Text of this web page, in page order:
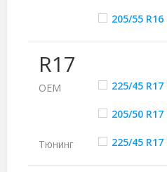
205/55 R16
R17
ОЕМ 225/45 R17
205/50 R17
Тюнинг 225/45 R17